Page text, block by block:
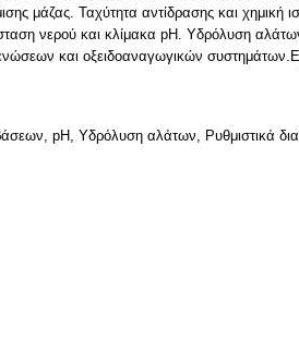
μάζας. Ταχύτητα αντίδρασης και χημική
νερού και κλίμακα pH. Yδρόλυση
και οξειδοαναγωγικών
pH, Yδρόλυση αλάτων, Ρυθμιστικά